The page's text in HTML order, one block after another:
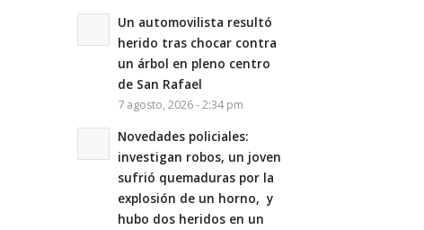
Un automovilista resultó
herido tras chocar contra
un árbol en pleno centro
de San Rafael
7 agosto, 2026 - 2:34 pm
Novedades policiales:
investigan robos, un joven
sufrió quemaduras por la
explosión de un horno, y
hubo dos heridos en un